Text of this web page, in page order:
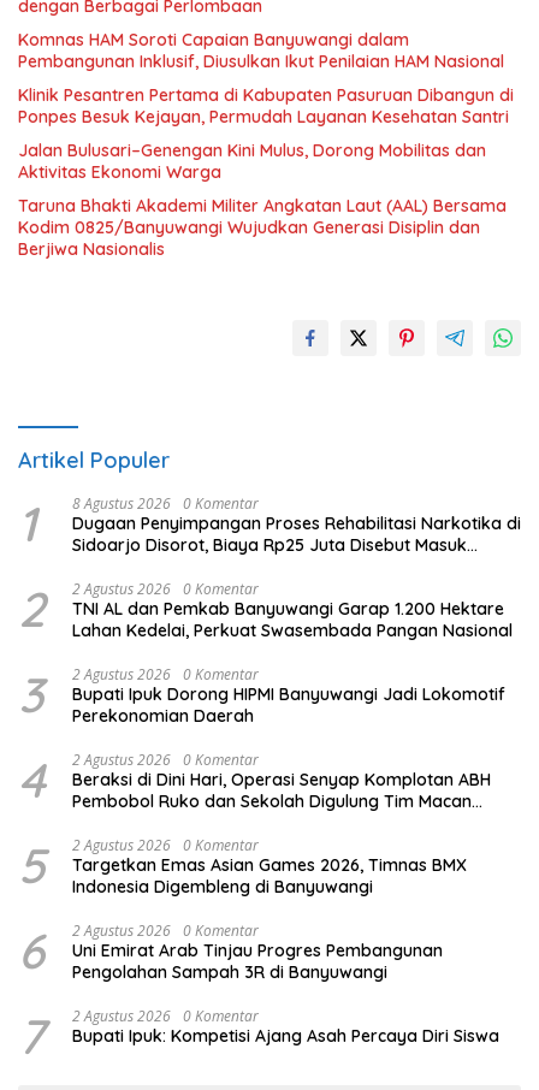
dengan Berbagai Perlombaan
Komnas HAM Soroti Capaian Banyuwangi dalam
Pembangunan Inklusif, Diusulkan Ikut Penilaian HAM Nasional
Klinik Pesantren Pertama di Kabupaten Pasuruan Dibangun di
Ponpes Besuk Kejayan, Permudah Layanan Kesehatan Santri
Jalan Bulusari–Genengan Kini Mulus, Dorong Mobilitas dan
Aktivitas Ekonomi Warga
Taruna Bhakti Akademi Militer Angkatan Laut (AAL) Bersama
Kodim 0825/Banyuwangi Wujudkan Generasi Disiplin dan
Berjiwa Nasionalis
Artikel Populer
1 8 Agustus 2026 0 Komentar
Dugaan Penyimpangan Proses Rehabilitasi Narkotika di
Sidoarjo Disorot, Biaya Rp25 Juta Disebut Masuk
2 2 Agustus 2026 0 Komentar
TNI AL dan Pemkab Banyuwangi Garap 1.200 Hektare
Lahan Kedelai, Perkuat Swasembada Pangan Nasional
3 2 Agustus 2026 0 Komentar
Bupati Ipuk Dorong HIPMI Banyuwangi Jadi Lokomotif
Perekonomian Daerah
4 2 Agustus 2026 0 Komentar
Beraksi di Dini Hari, Operasi Senyap Komplotan ABH
Pembobol Ruko dan Sekolah Digulung Tim Macan
5 2 Agustus 2026 0 Komentar
Targetkan Emas Asian Games 2026, Timnas BMX
Indonesia Digembleng di Banyuwangi
6 2 Agustus 2026 0 Komentar
Uni Emirat Arab Tinjau Progres Pembangunan
Pengolahan Sampah 3R di Banyuwangi
7 2 Agustus 2026 0 Komentar
Bupati Ipuk: Kompetisi Ajang Asah Percaya Diri Siswa